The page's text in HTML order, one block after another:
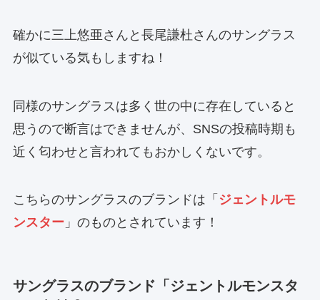
確かに三上悠亜さんと長尾謙杜さんのサングラス
が似ている気もしますね！
同様のサングラスは多く世の中に存在していると
思うので断言はできませんが、SNSの投稿時期も
近く匂わせと言われてもおかしくないです。
こちらのサングラスのブランドは「 ジェントルモ
ンスター 」のものとされています！
サングラスのブランド「ジェントルモンスタ